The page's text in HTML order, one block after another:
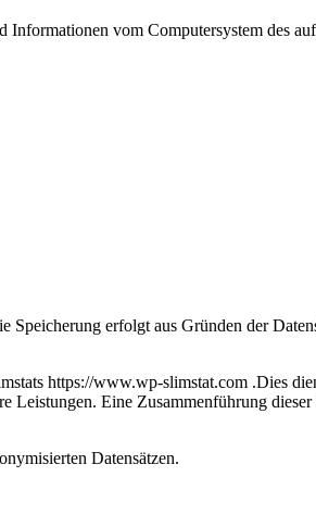
vom Computersystem des
Speicherung erfolgt aus Gründen der
https://www.wp-slimstat.com .Dies
Eine Zusammenführung
Datensätzen.